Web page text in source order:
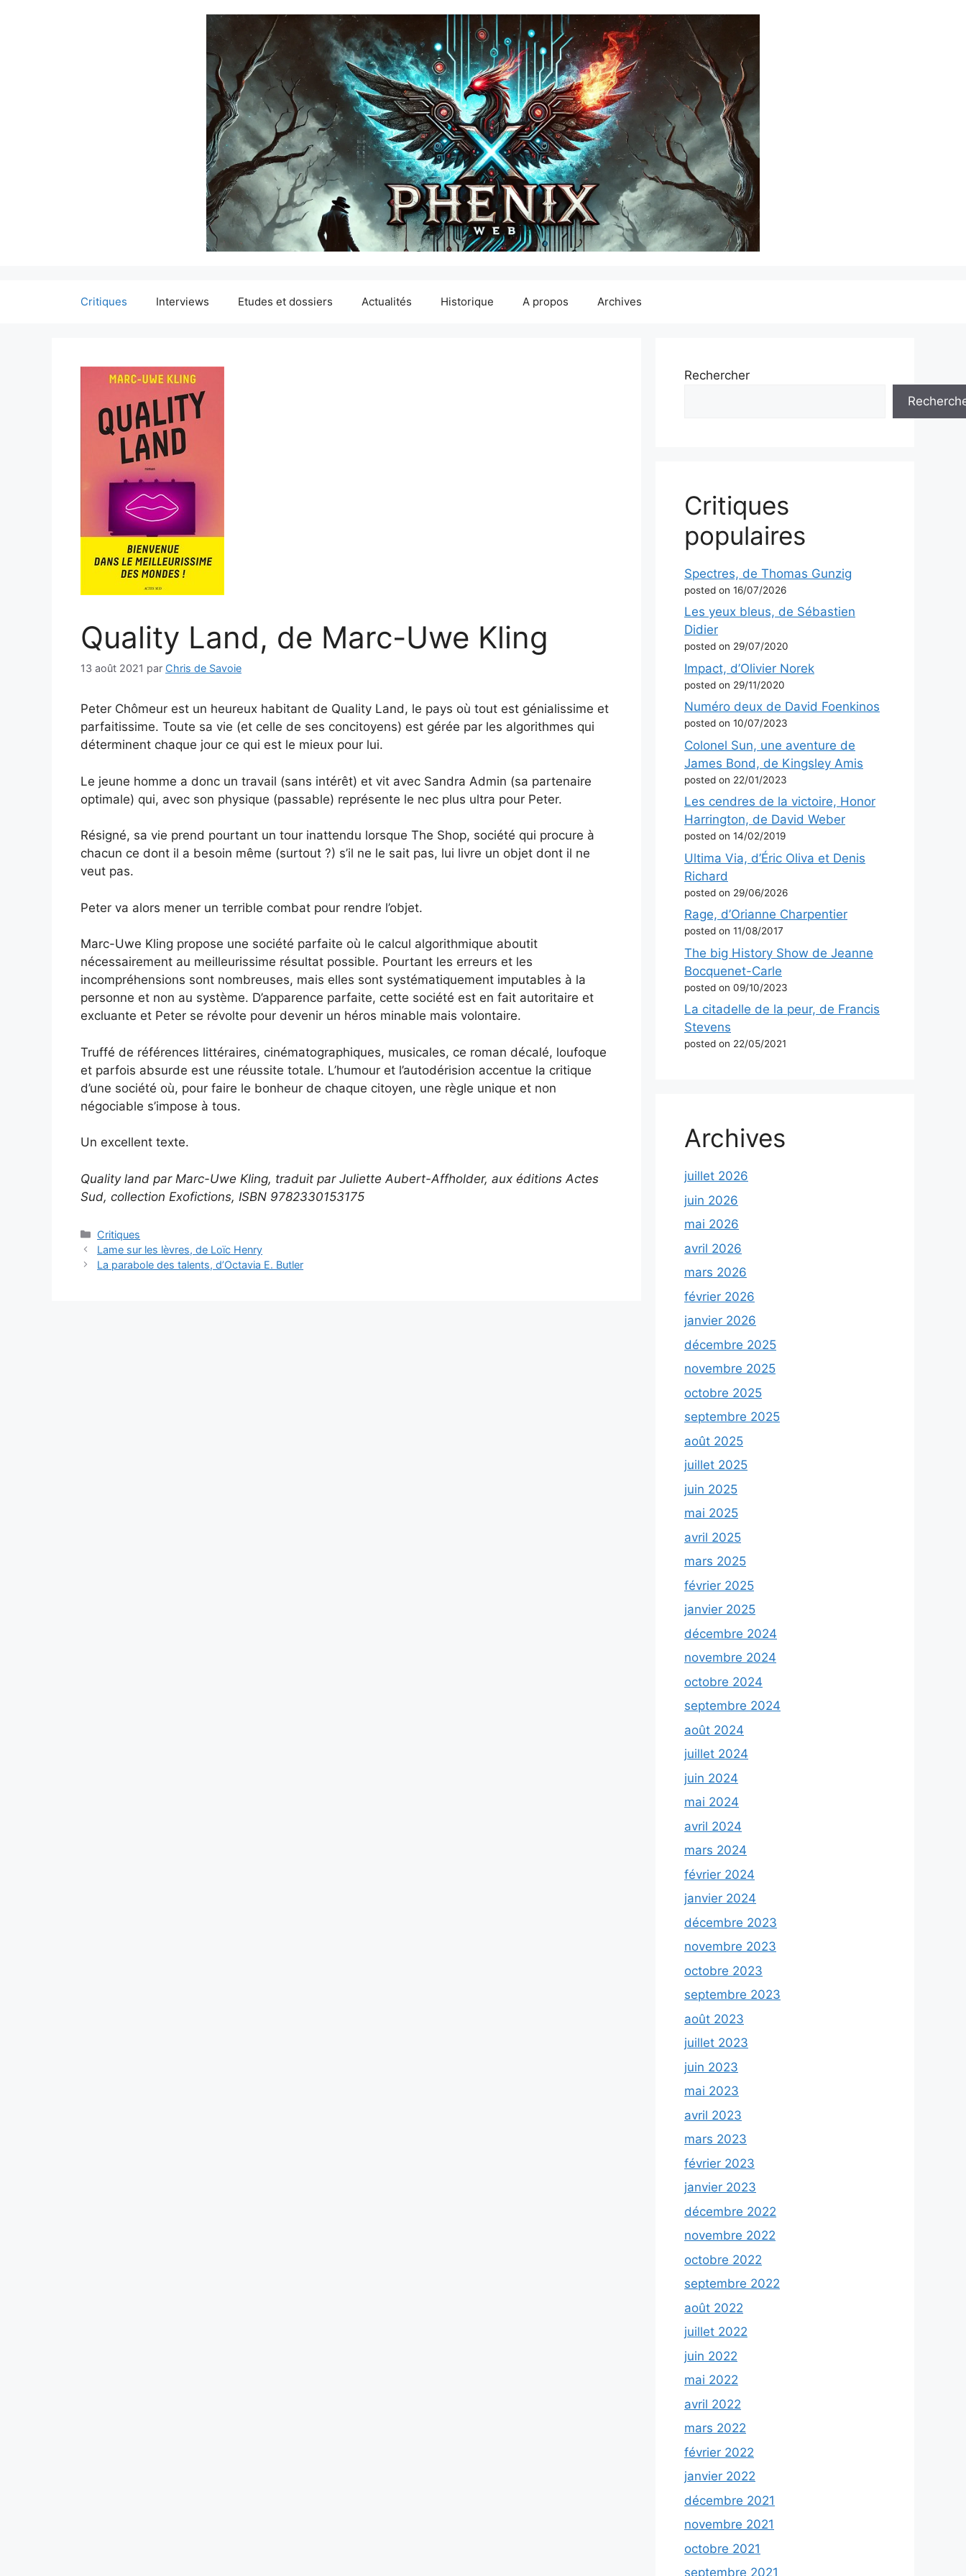
Critiques Interviews Etudes et dossiers Actualités Historique A propos Archives
Quality Land, de Marc-Uwe Kling
13 août 2021 par Chris de Savoie
Peter Chômeur est un heureux habitant de Quality Land, le pays où tout est génialissime et
parfaitissime. Toute sa vie (et celle de ses concitoyens) est gérée par les algorithmes qui
déterminent chaque jour ce qui est le mieux pour lui.
Le jeune homme a donc un travail (sans intérêt) et vit avec Sandra Admin (sa partenaire
optimale) qui, avec son physique (passable) représente le nec plus ultra pour Peter.
Résigné, sa vie prend pourtant un tour inattendu lorsque The Shop, société qui procure à
chacun ce dont il a besoin même (surtout ?) s’il ne le sait pas, lui livre un objet dont il ne
veut pas.
Peter va alors mener un terrible combat pour rendre l’objet.
Marc-Uwe Kling propose une société parfaite où le calcul algorithmique aboutit
nécessairement au meilleurissime résultat possible. Pourtant les erreurs et les
incompréhensions sont nombreuses, mais elles sont systématiquement imputables à la
personne et non au système. D’apparence parfaite, cette société est en fait autoritaire et
excluante et Peter se révolte pour devenir un héros minable mais volontaire.
Truffé de références littéraires, cinématographiques, musicales, ce roman décalé, loufoque
et parfois absurde est une réussite totale. L’humour et l’autodérision accentue la critique
d’une société où, pour faire le bonheur de chaque citoyen, une règle unique et non
négociable s’impose à tous.
Un excellent texte.
Quality land par Marc-Uwe Kling, traduit par Juliette Aubert-Affholder, aux éditions Actes
Sud, collection Exofictions, ISBN 9782330153175
Critiques
Lame sur les lèvres, de Loïc Henry
La parabole des talents, d’Octavia E. Butler
Rechercher
Critiques
populaires
Spectres, de Thomas Gunzig
posted on 16/07/2026
Les yeux bleus, de Sébastien
Didier
posted on 29/07/2020
Impact, d’Olivier Norek
posted on 29/11/2020
Numéro deux de David Foenkinos
posted on 10/07/2023
Colonel Sun, une aventure de
James Bond, de Kingsley Amis
posted on 22/01/2023
Les cendres de la victoire, Honor
Harrington, de David Weber
posted on 14/02/2019
Ultima Via, d’Éric Oliva et Denis
Richard
posted on 29/06/2026
Rage, d’Orianne Charpentier
posted on 11/08/2017
The big History Show de Jeanne
Bocquenet-Carle
posted on 09/10/2023
La citadelle de la peur, de Francis
Stevens
posted on 22/05/2021
Archives
juillet 2026
juin 2026
mai 2026
avril 2026
mars 2026
février 2026
janvier 2026
décembre 2025
novembre 2025
octobre 2025
septembre 2025
août 2025
juillet 2025
juin 2025
mai 2025
avril 2025
mars 2025
février 2025
janvier 2025
décembre 2024
novembre 2024
octobre 2024
septembre 2024
août 2024
juillet 2024
juin 2024
mai 2024
avril 2024
mars 2024
février 2024
janvier 2024
décembre 2023
novembre 2023
octobre 2023
septembre 2023
août 2023
juillet 2023
juin 2023
mai 2023
avril 2023
mars 2023
février 2023
janvier 2023
décembre 2022
novembre 2022
octobre 2022
septembre 2022
août 2022
juillet 2022
juin 2022
mai 2022
avril 2022
mars 2022
février 2022
janvier 2022
décembre 2021
novembre 2021
octobre 2021
septembre 2021